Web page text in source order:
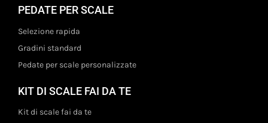
PEDATE PER SCALE
Selezione rapida
Gradini standard
Pedate per scale personalizzate
KIT DI SCALE FAI DA TE
Kit di scale fai da te